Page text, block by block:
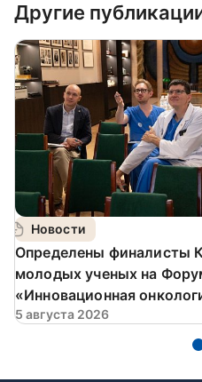
Другие
Новости
Определены финалисты
молодых ученых на
«Инновационная
5 августа 2026